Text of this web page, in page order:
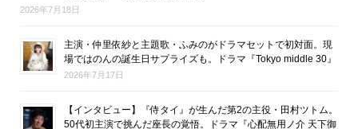
2026年7月18日
主演・仲里依紗と主題歌・ふみのがドラマセットで初対面。現
場ではのんの誕生日サプライズも。ドラマ『Tokyo middle 30』
2026年7月17日
【インタビュー】『侍タイ』が生んだ第2の主役・田村ツトム。
50代初主演で挑んだ座長の覚悟。ドラマ『心配無用ノ介 天下御